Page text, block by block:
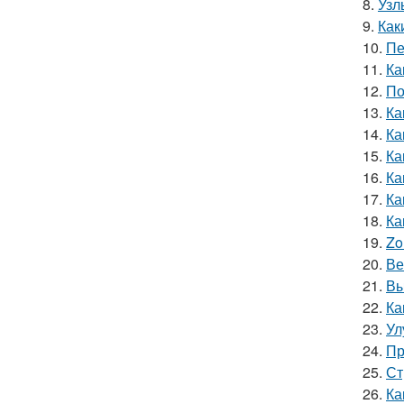
9.
10.
11.
12.
13.
14.
15.
16.
17.
18.
19.
20.
21.
22.
23.
24.
25.
26.